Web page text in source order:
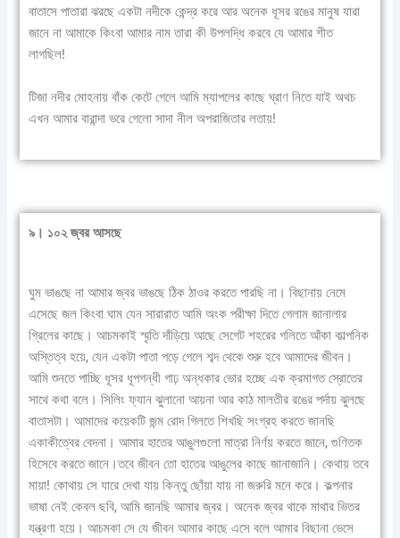
বাতাসে পাতারা ঝরছে একটা নদীকে কেন্দ্র করে আর অনেক ধূসর রঙের মানুষ যারা
জানে না আমাকে কিংবা আমার নাম তারা কী উপলদ্ধি করবে যে আমার শীত
লাগছিল!
টিজা নদীর মোহনায় বাঁক কেটে গেলে আমি ম্যাপলের কাছে ঘ্রাণ নিতে যাই অথচ
এখন আমার বারান্দা ভরে গেলো সাদা নীল অপরাজিতার লতায়!
৯। ১০২ জ্বর আসছে
ঘুম ভাঙছে না আমার জ্বর ভাঙছে ঠিক ঠাওর করতে পারছি না। বিছানায় নেমে
এসেছে জল কিংবা ঘাম যেন সারারাত আমি অংক পরীক্ষা দিতে গেলাম জানালার
গ্রিলের কাছে। আচমকাই স্মৃতি দাঁড়িয়ে আছে সেগেট শহরের গলিতে আঁকা কাল্পনিক
অস্তিত্ব হয়ে, যেন একটা পাতা পড়ে গেলে শব্দ থেকে শুরু হবে আমাদের জীবন।
আমি শুনতে পাচ্ছি ধূসর ধূপগন্ধী গাঢ় অন্ধকার ভোর হচ্ছে এক ক্রমাগত স্রোতের
সাথে কথা বলে। সিলিং ফ্যান ঝুলানো আয়না আর কাঠ মালতীর রঙের পর্দায় ঝুলছে
বাতাসটা। আমাদের কয়েকটি জন্ম রোদ গিলতে শিখছি সংগ্রহ করতে জানছি
একাকীত্বের বেদনা। আমার হাতের আঙুলগুলো মাত্রা নির্ণয় করতে জানে, গুণিতক
হিসেবে করতে জানে।তবে জীবন তো হাতের আঙুলের কাছে জানাজানি। কেথায় তবে
মায়া! কোথায় সে যারে দেখা যায় কিন্তু ছোঁয়া যায় না জরুরি মনে করে। কল্পনার
ভাষা নেই কেবল ছবি, আমি জানছি আমার জ্বর। অনেক জ্বর থাকে মাথার ভিতর
যন্ত্রণা হয়ে। আচমকা সে যে জীবন আমার কাছে এসে বলে আমার বিছানা ভেসে